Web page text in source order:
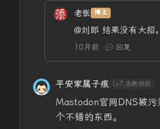
老张 博主
@刘郎 结果没有大招。
10月前 回复
平安家属子痕 Lv7.志趣相投
Mastodon官网DNS被污
个不错的东西。